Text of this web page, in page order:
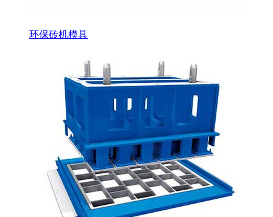
环保砖机模具